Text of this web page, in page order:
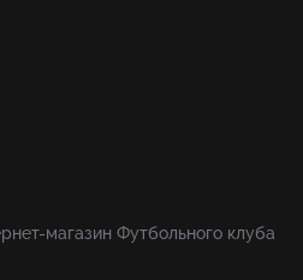
магазин Футбольного клуба